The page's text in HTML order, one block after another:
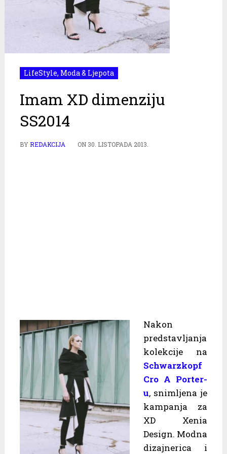
LifeStyle, Moda & Ljepota
Imam XD dimenziju
SS2014
BYREDAKCIJA ON 30. LISTOPADA 2013.
Nakon
predstavljanja
kolekcije na
Schwarzkopf
Cro A Porter-
u, snimljena je
kampanja za
XD Xenia
Design. Modna
dizajnerica i